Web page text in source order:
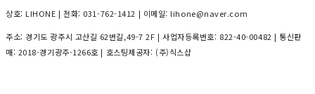
상호: LIHONE | 전화: 031-762-1412 | 이메일: lihone@naver.com
주소: 경기도 광주시 고산길 62번길,49-7 2F | 사업자등록번호: 822-40-00482 | 통신판
매: 2018-경기광주-1266호 | 호스팅제공자: (주)식스샵